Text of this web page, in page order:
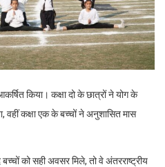
किया। कक्षा दो के छात्रों ने योग के
वहीं कक्षा एक के बच्चों ने अनुशासित मास
को सही अवसर मिले, तो वे अंतरराष्ट्रीय